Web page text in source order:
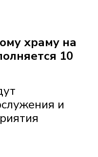
храму на
10
и